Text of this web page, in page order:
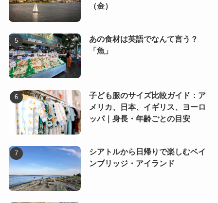
（金）
あの食材は英語でなんて言う？
「魚」
子ども服のサイズ比較ガイド：ア
メリカ、日本、イギリス、ヨーロ
ッパ｜身長・年齢ごとの目安
シアトルから日帰りで楽しむベイ
ンブリッジ・アイランド